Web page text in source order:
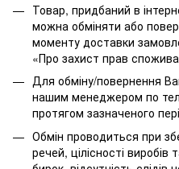
Товар, придбаний в
можна обміняти або
моменту доставки
«Про захист прав
Для обміну/повернення
нашим менеджером по
протягом зазначеного
Обмін проводиться при
речей, цілісності виробів